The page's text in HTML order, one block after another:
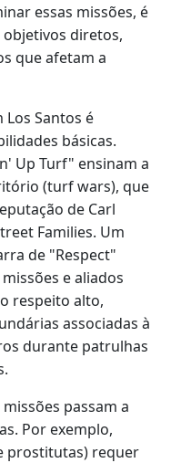
essas missões, é
diretos,
que afetam a
Santos é
básicas.
Up Turf" ensinam a
(turf wars), que
de Carl
Families. Um
de "Respect"
e aliados
respeito alto,
associadas à
durante patrulhas
passam a
Por exemplo,
prostitutas) requer